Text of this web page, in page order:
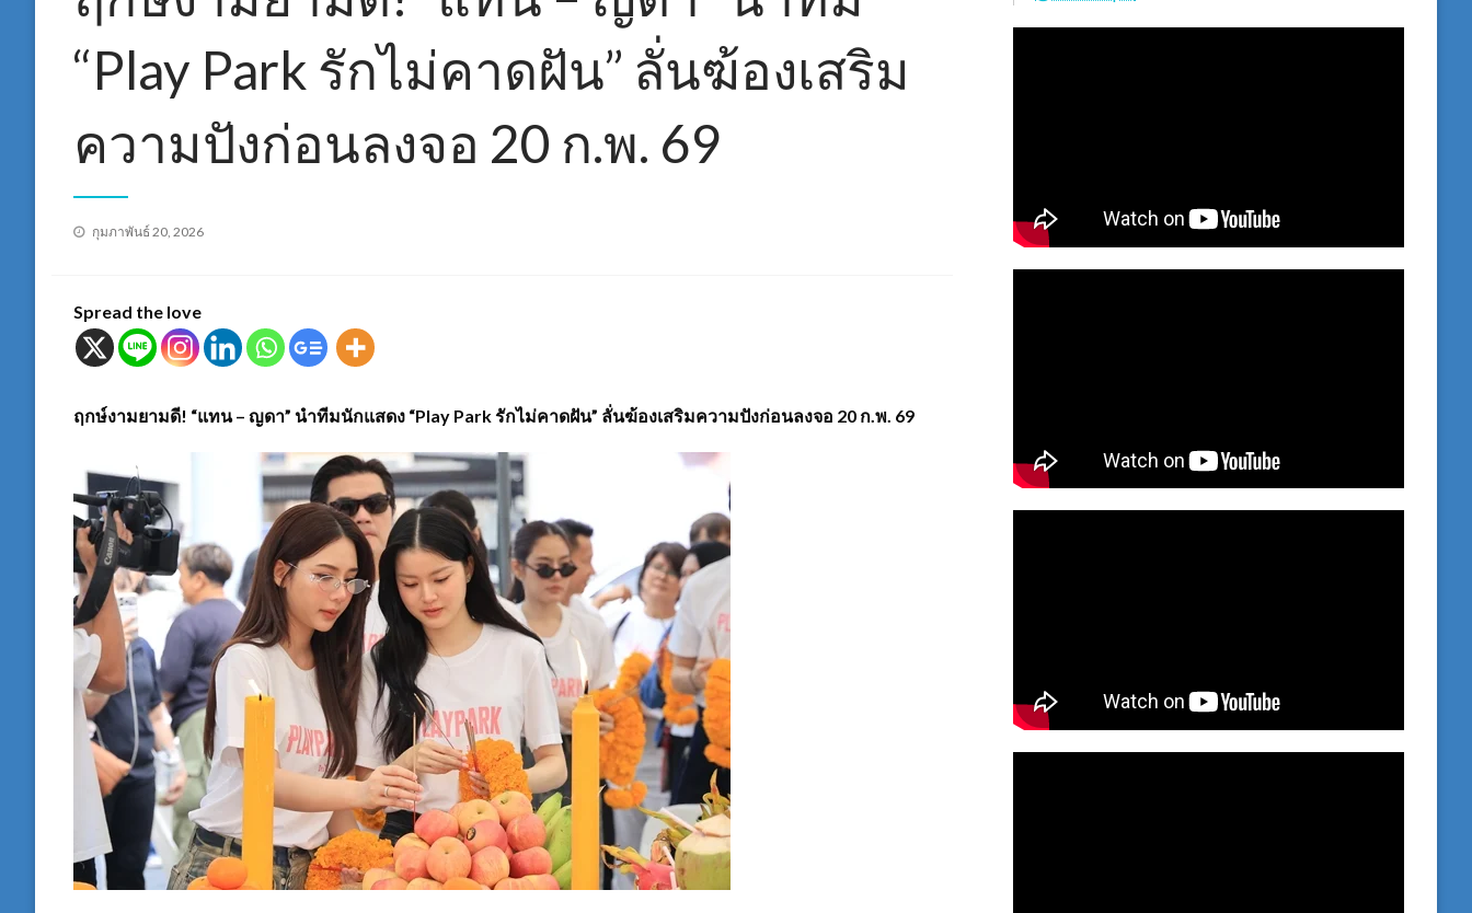
“Play Park รักไม่คาดฝัน” ลั่นฆ้องเสริม
ความปังก่อนลงจอ 20 ก.พ. 69
Posted
กุมภาพันธ์ 20, 2026
Spread the love
ฤกษ์งามยามดี! “แทน – ญดา” นำทีมนักแสดง “Play Park รักไม่คาดฝัน” ลั่นฆ้องเสริมความปังก่อนลงจอ 20 ก.พ. 69